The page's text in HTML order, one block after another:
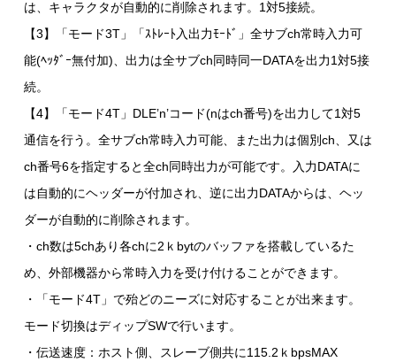
は、キャラクタが自動的に削除されます。1対5接続。
【3】「モード3T」「ｽﾄﾚｰﾄ入出力ﾓｰﾄﾞ」全サブch常時入力可
能(ﾍｯﾀﾞｰ無付加)、出力は全サブch同時同一DATAを出力1対5接
続。
【4】「モード4T」DLE’n’コード(nはch番号)を出力して1対5
通信を行う。全サブch常時入力可能、また出力は個別ch、又は
ch番号6を指定すると全ch同時出力が可能です。入力DATAに
は自動的にヘッダーが付加され、逆に出力DATAからは、ヘッ
ダーが自動的に削除されます。
・ch数は5chあり各chに2ｋbytのバッファを搭載しているた
め、外部機器から常時入力を受け付けることができます。
・「モード4T」で殆どのニーズに対応することが出来ます。
モード切換はディップSWで行います。
・伝送速度：ホスト側、スレーブ側共に115.2ｋbpsMAX